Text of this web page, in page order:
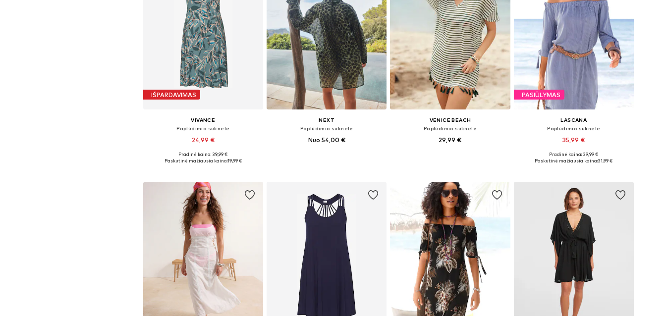
IŠPARDAVIMAS
VIVANCE
Paplūdimio suknelė
24,99 €
Galimi dydžiai: 34, 36, 38, 40, 42, 44
Pradinė kaina: 39,99 €
Paskutinė mažiausia kaina:19,99 €
NEXT
Paplūdimio suknelė
Nuo 54,00 €
VENICE BEACH
Paplūdimio suknelė
29,99 €
PASIŪLYMAS
LASCANA
Paplūdimio suknelė
35,99 €
Galimi dydžiai: 34, 38, 40, 42, 44
Pradinė kaina: 39,99 €
Paskutinė mažiausia kaina:31,99 €